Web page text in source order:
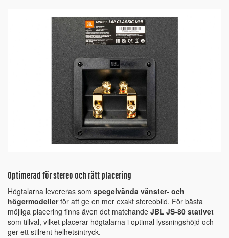
Optimerad för stereo och rätt placering
Högtalarna levereras som spegelvända vänster- och
högermodellerför att ge en mer exakt stereobild. För bästa
möjliga placering finns även det matchande JBL JS-80 stativet
som tillval, vilket placerar högtalarna i optimal lyssningshöjd och
ger ett stilrent helhetsintryck.